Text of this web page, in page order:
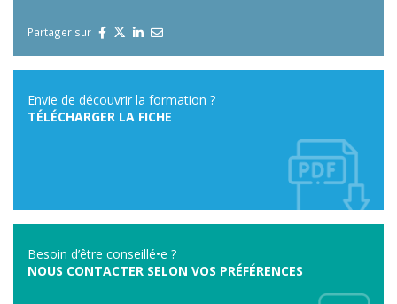
Partager sur
Envie de découvrir la formation ?
TÉLÉCHARGER LA FICHE
Besoin d’être conseillé•e ?
NOUS CONTACTER SELON VOS PRÉFÉRENCES